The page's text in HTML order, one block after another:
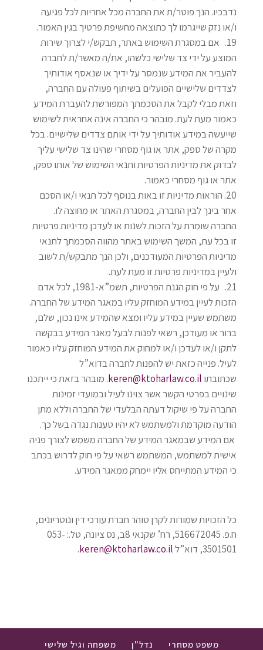
נדבכיו. הנך פוטר/ת את החברה מכל אחריות לכל פגיעה
ו/או נזק שייגרמו לך כתוצאה מחשיפת פרטיך בגין האמור.
אם במסגרת השימוש באתר, תבקש/י לצרוך שירות
המוצע על ידי צד שלישי כלשהו, את/ה מאשר/ת לחברה
להעביר את המידע שנמסר על ידיך או שנאסף אודותיך
לצדדים שלישיים הפועלים בשיתוף פעולה עם החברה,
וזאת מבלי לקבל את הסכמתך המפורשת להעברת המידע
כאמור מעת לעת. מובהר כי החברה אינה אחראית לשימוש
שייעשה במידע אודותיך על ידי אותם צדדים שלישיים. בכל
מקרה של ספק, אתר או גוף מסחרי שהינו צד שלישי עליך
לבדוק את מדיניות הפרטיות ותנאי השימוש של אותו ספק,
אתר או גוף מסחרי כאמור.
הוראות מדיניות זו באות בנוסף לכל תנאי ו/או הסכם
אחר בינך לבין החברה, במסגרת האתר או מחוצה לו.
החברה שומרת על הזכות לשנות או לעדכן מדיניות פרטיות
זו בכל עת, המשך השימוש באתר מהווה הסכמתך לתנאי
מדיניות הפרטיות המעודכנים, ולכן הנך מתבקש/ת לשוב
ולעיין במדיניות פרטיות זו מעת לעת.
על פי חוק הגנת הפרטיות, תשמ”א-1981, לכל אדם
הזכות לעיין במידע המוחזק עליו במאגר המידע של החברה.
משתמש שעיין במידע עליו ומצא שהמידע אינו נכון, שלם,
ברור או מעודכן, רשאי לפנות לבעל מאגר המידע בבקשה
לתקן ו/או לעדכן ו/או למחוק את המידע המוחזק עליו כאמור
לעיל. פנייה כזאת יש להפנות לחברה בדוא”ל
שכתובתו keren@ktoharlaw.co.il. מובהר בזאת כי ייתכנו
שינויים בפרטי הקשר אשר צוינו לעיל ובמועדי זמינות
החברה על פי שיקול דעתה הבלעדי של החברה וללא מתן
הודעה מוקדמת ולמשתמש לא יהיו טענות נגדה בשל כך.
אם המידע שבמאגר המידע של החברה משמש לצורך פניה
אישית למשתמש, המשתמש רשאי על פי חוק לדרוש בכתב
כי המידע המתייחס אליו יימחק ממאגר המידע.
כל הזכויות שמורות לקרן טוהר חברת עורכי דין ונוטריונים,
ח.פ. 516672045
, רח’ שקנאי 8ב, נס ציונה, טל.: 053-
3501501, דוא”ל
keren@ktoharlaw.co.il
.
משפט מסחרי נדל"ן משפחה וגיל שלישי